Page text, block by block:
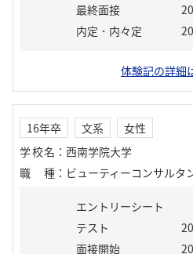
最終面接
内定・内々定
体験記の詳細
16年卒 文系
女性
学校名 ： 西南学院大学
職種 ： ビューティーコンサルタ
エントリーシート
テスト
面接開始